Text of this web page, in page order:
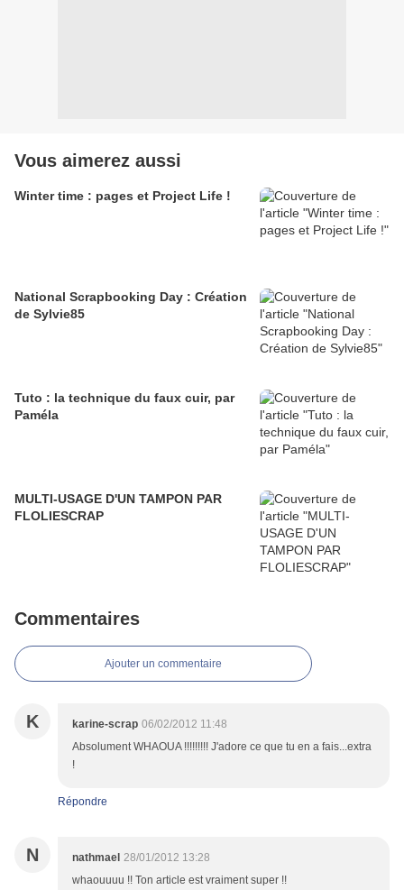
Vous aimerez aussi
Winter time : pages et Project Life !
National Scrapbooking Day : Création
de Sylvie85
Tuto : la technique du faux cuir, par
Paméla
MULTI-USAGE D'UN TAMPON PAR
FLOLIESCRAP
Commentaires
Ajouter un commentaire
K karine-scrap 06/02/2012 11:48
Absolument WHAOUA !!!!!!!!! J'adore ce que tu en a fais...extra
!
Répondre
N nathmael 28/01/2012 13:28
whaouuuu !! Ton article est vraiment super !!